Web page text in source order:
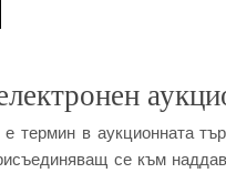
термин в аукционната
се към